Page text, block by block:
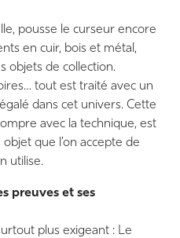
pousse le curseur encore
en cuir, bois et métal,
objets de collection.
tout est traité avec un
dans cet univers. Cette
avec la technique, est
objet que l’on accepte de
utilise.
preuves et ses
plus exigeant : Le